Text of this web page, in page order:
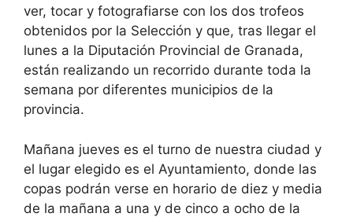
ver, tocar y fotografiarse con los dos trofeos
obtenidos por la Selección y que, tras llegar el
lunes a la Diputación Provincial de Granada,
están realizando un recorrido durante toda la
semana por diferentes municipios de la
provincia.
Mañana jueves es el turno de nuestra ciudad y
el lugar elegido es el Ayuntamiento, donde las
copas podrán verse en horario de diez y media
de la mañana a una y de cinco a ocho de la